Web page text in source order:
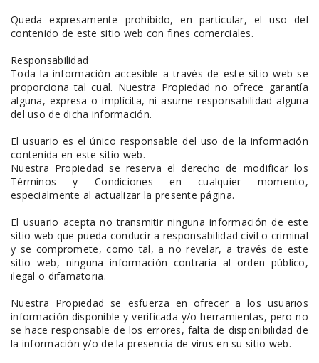
Queda expresamente prohibido, en particular, el uso del
contenido de este sitio web con fines comerciales.
Responsabilidad
Toda la información accesible a través de este sitio web se
proporciona tal cual. Nuestra Propiedad no ofrece garantía
alguna, expresa o implícita, ni asume responsabilidad alguna
del uso de dicha información.
El usuario es el único responsable del uso de la información
contenida en este sitio web.
Nuestra Propiedad se reserva el derecho de modificar los
Términos y Condiciones en cualquier momento,
especialmente al actualizar la presente página.
El usuario acepta no transmitir ninguna información de este
sitio web que pueda conducir a responsabilidad civil o criminal
y se compromete, como tal, a no revelar, a través de este
sitio web, ninguna información contraria al orden público,
ilegal o difamatoria.
Nuestra Propiedad se esfuerza en ofrecer a los usuarios
información disponible y verificada y/o herramientas, pero no
se hace responsable de los errores, falta de disponibilidad de
la información y/o de la presencia de virus en su sitio web.